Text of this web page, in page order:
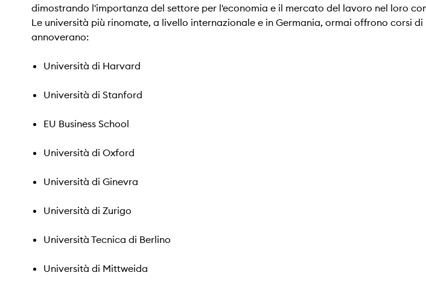
dimostrando l'importanza del settore per l'economia e il mercato del lavoro nel loro
Le università più rinomate, a livello internazionale e in Germania, ormai offrono corsi
annoverano:
Università di Harvard
Università di Stanford
EU Business School
Università di Oxford
Università di Ginevra
Università di Zurigo
Università Tecnica di Berlino
Università di Mittweida